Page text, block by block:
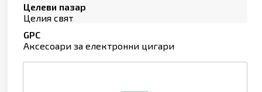
Целеви пазар
Целия свят
GPC
Аксесоари за електронни цигари